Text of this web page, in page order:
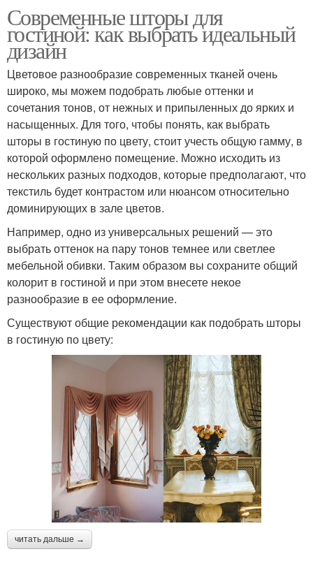
Современные шторы для
гостиной: как выбрать идеальный
дизайн
Цветовое разнообразие современных тканей очень
широко, мы можем подобрать любые оттенки и
сочетания тонов, от нежных и припыленных до ярких и
насыщенных. Для того, чтобы понять, как выбрать
шторы в гостиную по цвету, стоит учесть общую гамму, в
которой оформлено помещение. Можно исходить из
нескольких разных подходов, которые предполагают, что
текстиль будет контрастом или нюансом относительно
доминирующих в зале цветов.
Например, одно из универсальных решений — это
выбрать оттенок на пару тонов темнее или светлее
мебельной обивки. Таким образом вы сохраните общий
колорит в гостиной и при этом внесете некое
разнообразие в ее оформление.
Существуют общие рекомендации как подобрать шторы
в гостиную по цвету:
читать дальше →